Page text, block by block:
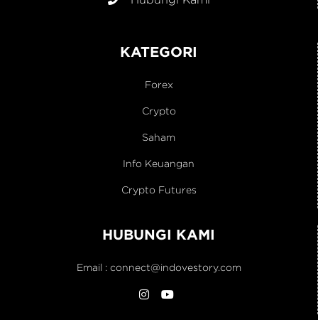
KATEGORI
Forex
Crypto
Saham
Info Keuangan
Crypto Futures
HUBUNGI KAMI
Email : connect@indovestory.com